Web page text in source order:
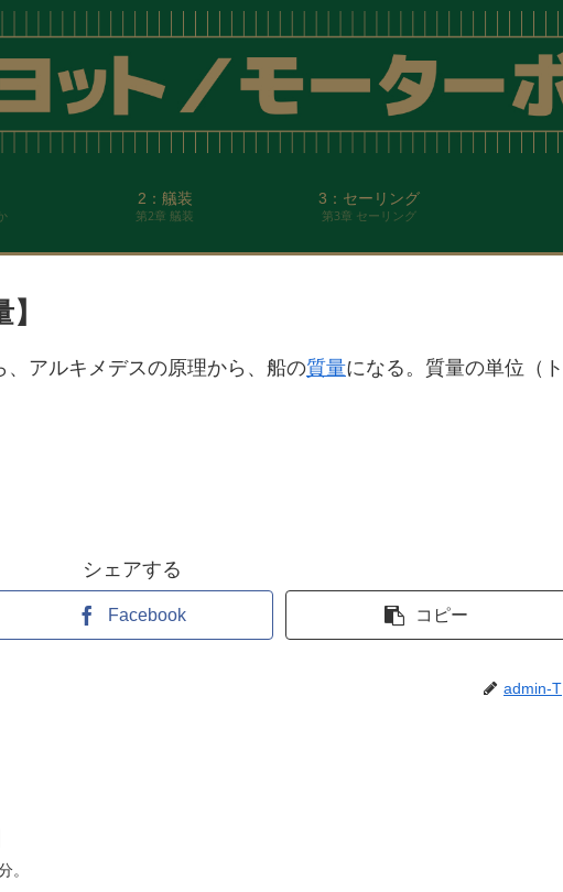
2：艤装
第2章 艤装
3：セーリング
第3章 セーリング
アルキメデスの原理から、船の質量になる。質量の単位（ト
シェアする
Facebook コピー
admin-T
。